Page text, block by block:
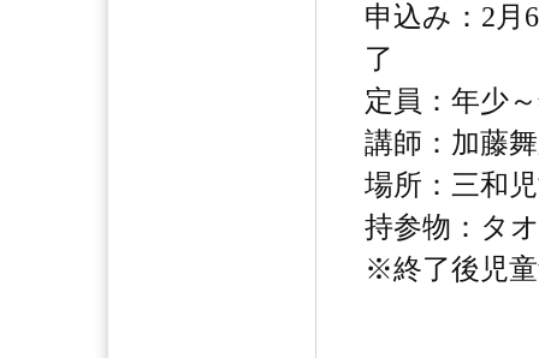
申込み：2
了
定員：年少
講師：加藤
場所：三和
持参物：タ
※終了後児